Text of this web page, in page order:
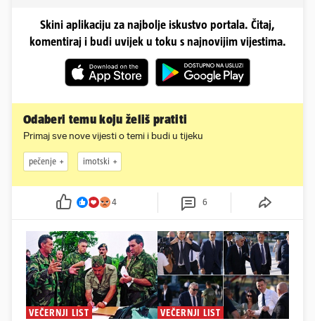
Skini aplikaciju za najbolje iskustvo portala. Čitaj,
komentiraj i budi uvijek u toku s najnovijim vijestima.
Odaberi temu koju želiš pratiti
Primaj sve nove vijesti o temi i budi u tijeku
pečenje imotski
4 6